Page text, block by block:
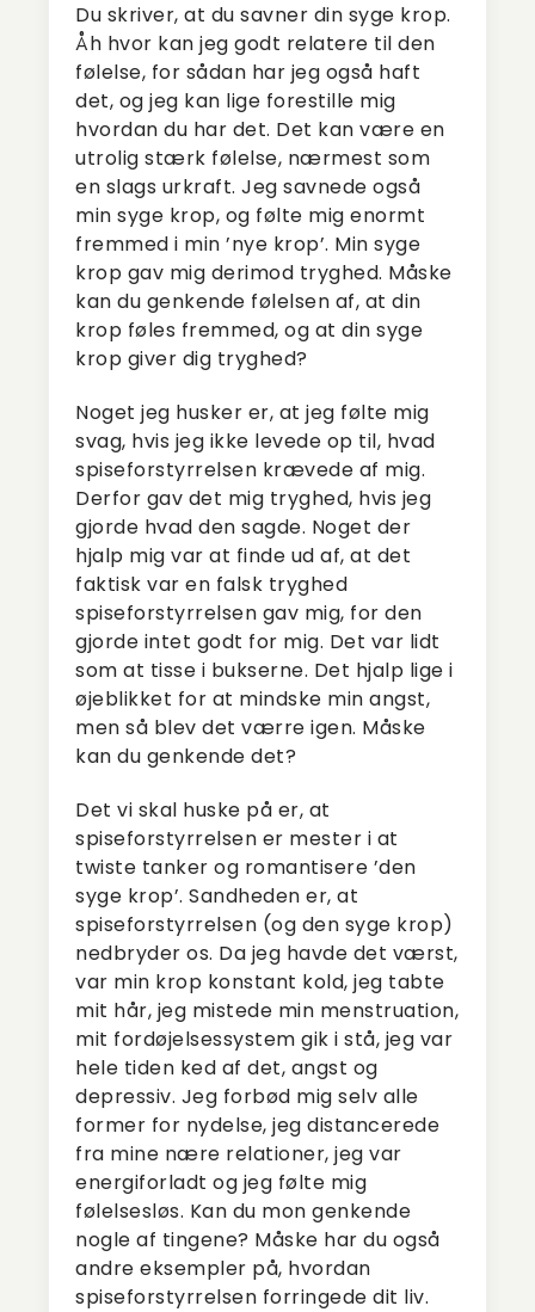
Du skriver, at du savner din syge krop.
Åh hvor kan jeg godt relatere til den
følelse, for sådan har jeg også haft
det, og jeg kan lige forestille mig
hvordan du har det. Det kan være en
utrolig stærk følelse, nærmest som
en slags urkraft. Jeg savnede også
min syge krop, og følte mig enormt
fremmed i min ’nye krop’. Min syge
krop gav mig derimod tryghed. Måske
kan du genkende følelsen af, at din
krop føles fremmed, og at din syge
krop giver dig tryghed?
Noget jeg husker er, at jeg følte mig
svag, hvis jeg ikke levede op til, hvad
spiseforstyrrelsen krævede af mig.
Derfor gav det mig tryghed, hvis jeg
gjorde hvad den sagde. Noget der
hjalp mig var at finde ud af, at det
faktisk var en falsk tryghed
spiseforstyrrelsen gav mig, for den
gjorde intet godt for mig. Det var lidt
som at tisse i bukserne. Det hjalp lige i
øjeblikket for at mindske min angst,
men så blev det værre igen. Måske
kan du genkende det?
Det vi skal huske på er, at
spiseforstyrrelsen er mester i at
twiste tanker og romantisere ’den
syge krop’. Sandheden er, at
spiseforstyrrelsen (og den syge krop)
nedbryder os. Da jeg havde det værst,
var min krop konstant kold, jeg tabte
mit hår, jeg mistede min menstruation,
mit fordøjelsessystem gik i stå, jeg var
hele tiden ked af det, angst og
depressiv. Jeg forbød mig selv alle
former for nydelse, jeg distancerede
fra mine nære relationer, jeg var
energiforladt og jeg følte mig
følelsesløs. Kan du mon genkende
nogle af tingene? Måske har du også
andre eksempler på, hvordan
spiseforstyrrelsen forringede dit liv.